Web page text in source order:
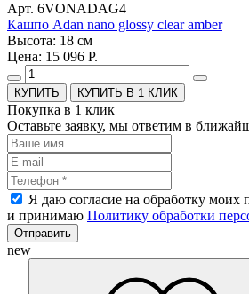
Арт. 6VONADAG4
Кашпо Adan nano glossy clear amber
Высота: 18 см
Цена: 15 096 Р.
КУПИТЬ В 1 КЛИК
Покупка в 1 клик
Оставьте заявку, мы ответим в
Я даю согласие на обработку моих
и принимаю Политику обработки
Отправить
new